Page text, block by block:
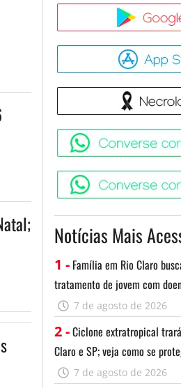
Notícias Mais
1 - Família em Rio Claro
tratamento de jovem com
7 de agosto de 2026
2 -Ciclone extratropical
Claro e SP; veja como se
7 de agosto de 2026